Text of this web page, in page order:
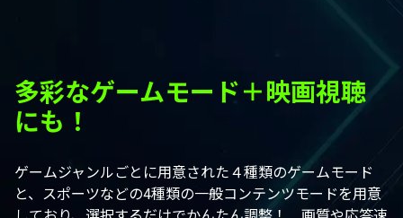
多彩なゲームモード＋映画視聴
にも！
ゲームジャンルごとに用意された４種類のゲームモード
と、スポーツなどの4種類の一般コンテンツモードを用意